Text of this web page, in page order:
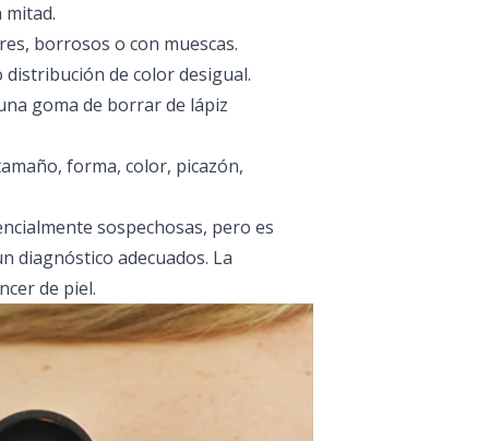
mitad.
borrosos o con muescas.
de color desigual.
goma de borrar de lápiz
forma, color, picazón,
sospechosas, pero es
diagnóstico adecuados. La
de piel.